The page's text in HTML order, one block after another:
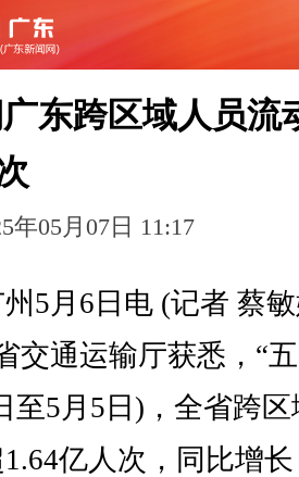
东跨区域人员流
年05月07日 11:17
月6日电 (记者 蔡敏
交通运输厅获悉，“
至5月5日)，全省跨
亿人次，同比增长